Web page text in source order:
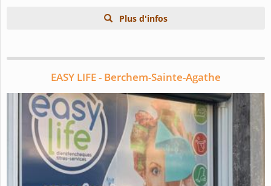
Plus d'infos
EASY LIFE - Berchem-Sainte-Agathe